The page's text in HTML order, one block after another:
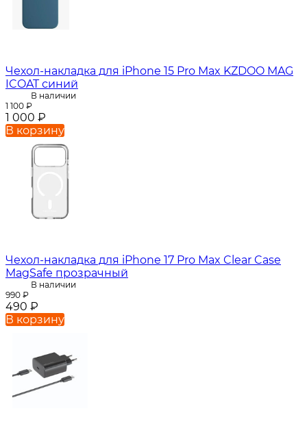
Чехол-накладка для iPhone 15 Pro Max KZDOO MAG
ICOAT синий
В наличии
1 100 ₽
1 000 ₽
В корзину
Чехол-накладка для iPhone 17 Pro Max Clear Case
MagSafe прозрачный
В наличии
990 ₽
490 ₽
В корзину